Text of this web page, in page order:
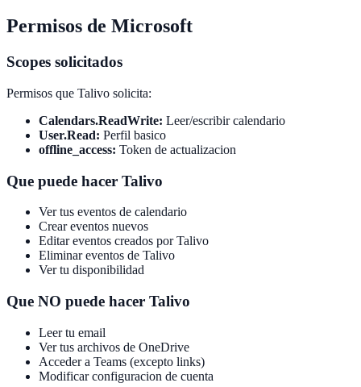
Permisos de Microsoft
Scopes solicitados
Permisos que Talivo solicita:
Calendars.ReadWrite: Leer/escribir calendario
User.Read: Perfil basico
offline_access: Token de actualizacion
Que puede hacer Talivo
Ver tus eventos de calendario
Crear eventos nuevos
Editar eventos creados por Talivo
Eliminar eventos de Talivo
Ver tu disponibilidad
Que NO puede hacer Talivo
Leer tu email
Ver tus archivos de OneDrive
Acceder a Teams (excepto links)
Modificar configuracion de cuenta